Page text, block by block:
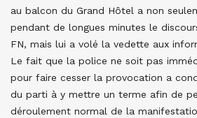
au balcon du Grand Hôtel a non
pendant de longues minutes le
FN, mais lui a volé la vedette aux
Le fait que la police ne soit pas
pour faire cesser la provocation a
du parti à y mettre un terme afin de
déroulement normal de la